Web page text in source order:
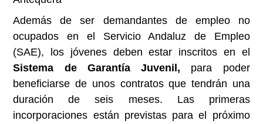
Además de ser demandantes de empleo no
ocupados en el Servicio Andaluz de Empleo
(SAE), los jóvenes deben estar inscritos en el
Sistema de Garantía Juvenil, para poder
beneficiarse de unos contratos que tendrán una
duración de seis meses. Las primeras
incorporaciones están previstas para el próximo